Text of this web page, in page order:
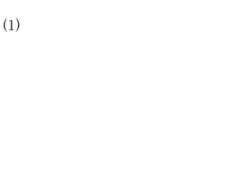
(1)